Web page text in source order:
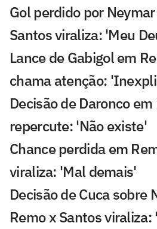
Gol perdido por
Santos viraliza: 'Meu
Lance de Gabigol em
chama atenção:
Decisão de Daronco
repercute: 'Não existe'
Chance perdida em
viraliza: 'Mal demais'
Decisão de Cuca sobre
Remo x Santos